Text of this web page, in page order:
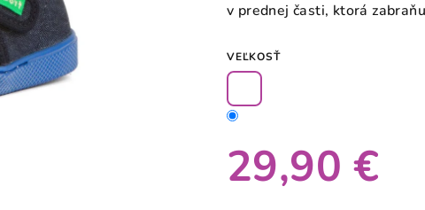
hviezdičiek.
v prednej časti, ktorá
VEĽKOSŤ
29,90 €